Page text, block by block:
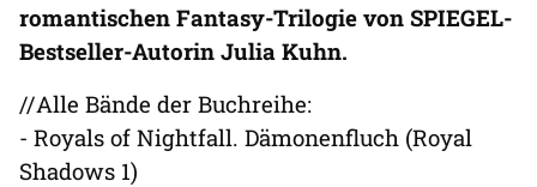
romantischen Fantasy-Trilogie von SPIEGEL-
Bestseller-Autorin Julia Kuhn.
//Alle Bände der Buchreihe:
- Royals of Nightfall. Dämonenfluch (Royal
Shadows 1)